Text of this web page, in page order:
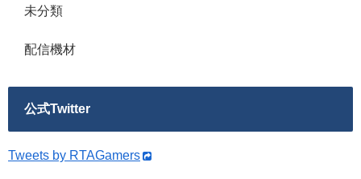
未分類
配信機材
公式Twitter
Tweets by RTAGamers